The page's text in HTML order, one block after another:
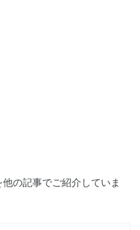
の記事でご紹介していま